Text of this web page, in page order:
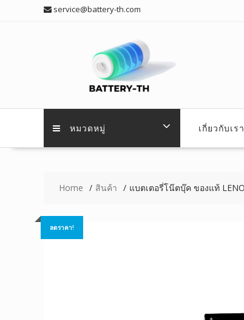
service@battery-th.com
หมวดหมู่ เกี่ยวกับเรา
Home สินค้า แบตเตอรี่โน๊ตบุ๊ค ของแท้
ลดราคา!